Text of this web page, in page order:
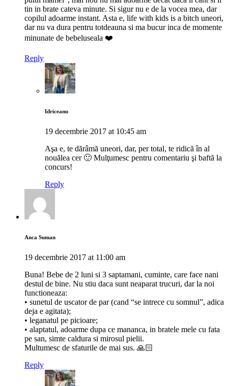
tin in brate cateva minute. Si sigur nu e de la vocea mea, dar
copilul adoarme instant. Asta e, life with kids is a bitch uneori,
dar nu va dura pentru totdeauna si ma bucur inca de momente
minunate de bebeluseala ❤️
Reply
Idriceanu
19 decembrie 2017 at 10:45 am
Aşa e, te dărâmă uneori, dar, per total, te ridică în al
nouălea cer 🙂 Mulţumesc pentru comentariu şi baftă la
concurs!
Reply
Anca Suman
19 decembrie 2017 at 11:00 am
Buna! Bebe de 2 luni si 3 saptamani, cuminte, care face nani
destul de bine. Nu stiu daca sunt neaparat trucuri, dar la noi
functioneaza:
• sunetul de uscator de par (cand “se intrece cu somnul”, adica
deja e agitata);
• leganatul pe picioare;
• alaptatul, adoarme dupa ce mananca, in bratele mele cu fata
pe san, simte caldura si mirosul pielii.
Multumesc de sfaturile de mai sus. 🙏🏻
Reply